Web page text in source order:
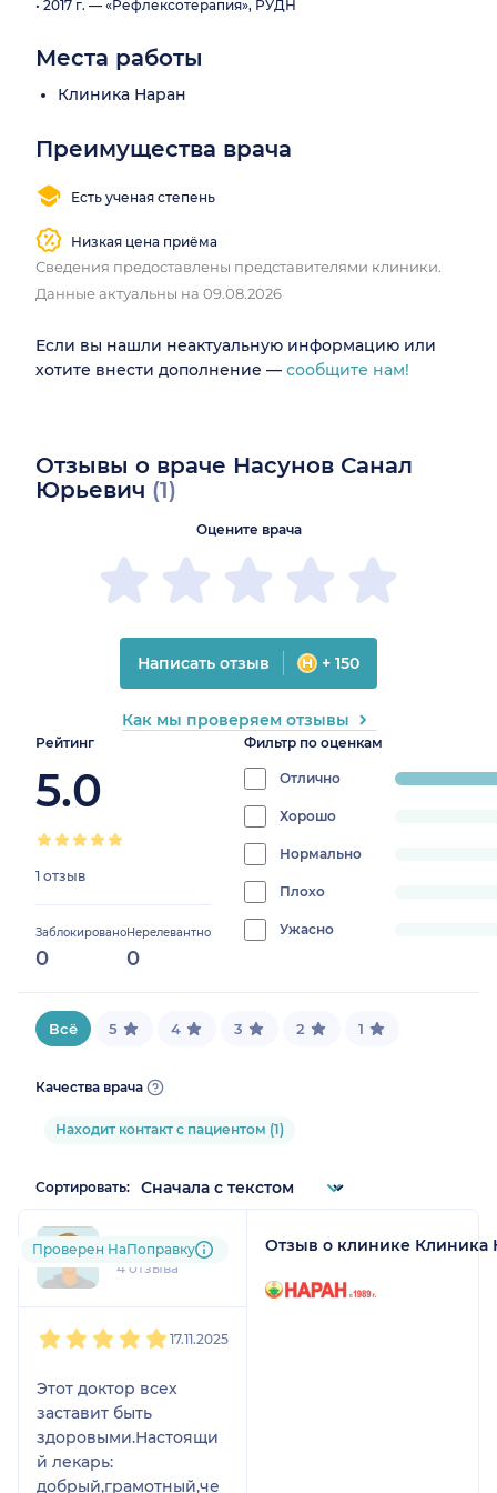
• 2017 г. — «Рефлексотерапия», РУДН
Места работы
Клиника Наран
Преимущества врача
Есть ученая степень
Низкая цена приёма
Сведения предоставлены представителями клиники.
Данные актуальны на 09.08.2026
Если вы нашли неактуальную информацию или
хотите внести дополнение — сообщите нам!
Отзывы о враче Насунов Санал
Юрьевич (1)
Рейтинг
5.0
1 отзыв
Заблокировано
0
Нерелевантно
0
Фильтр по оценкам
Отлично
progress:
Хорошо
0%
Нормально
0%
Плохо
0%
Ужасно
progress:
Оцените врача
Написать отзыв + 150
Как мы проверяем отзывы
Всё 5 4 3 2 1
Качества врача
Находит контакт с пациентом (1)
Сортировать:
Антонида
4 отзыва
Проверен НаПоправку
17.11.2025
Этот доктор всех
заставит быть
здоровыми.Настоящи
й лекарь:
добрый,грамотный,че
Отзыв о клинике Клиника